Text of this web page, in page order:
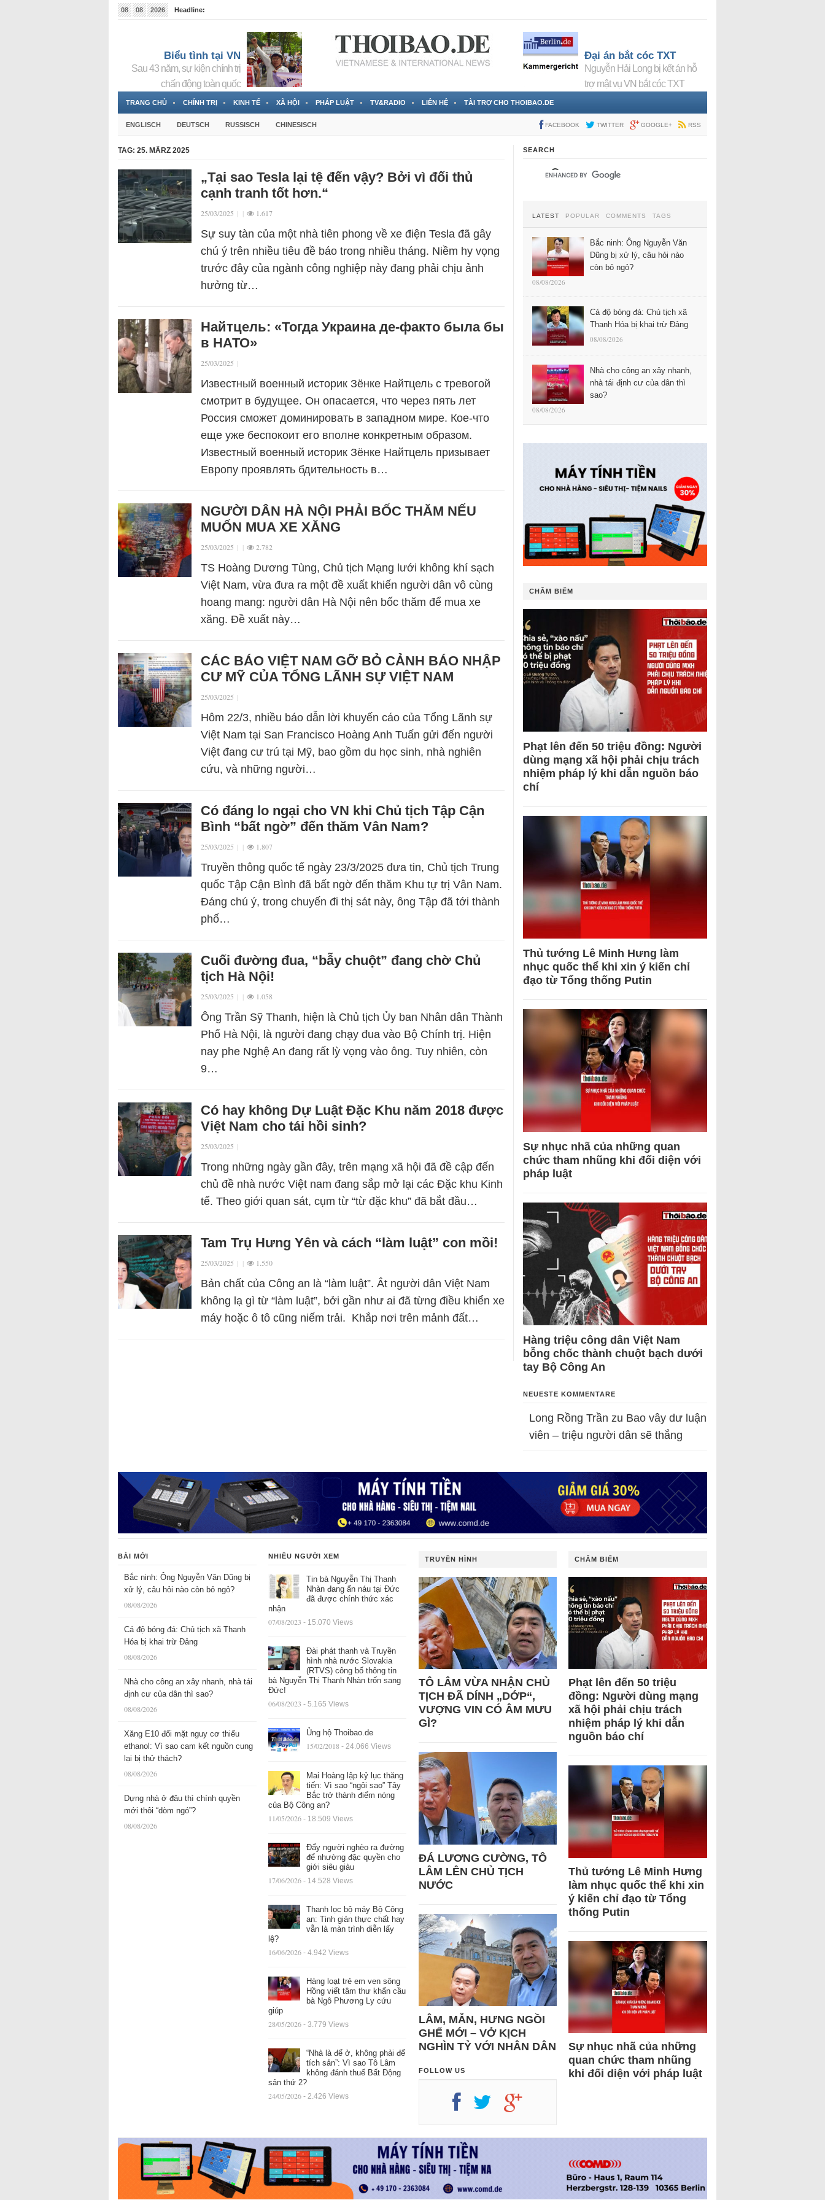
08 08 2026
Headline:
Biểu tình tại VN
Sau 43 năm, sự kiện chính trị
chấn động toàn quốc
Đại án bắt cóc TXT
Nguyễn Hải Long bị kết án hỗ
trợ mật vụ VN bắt cóc TXT
TRANG CHỦ CHÍNH TRỊ KINH TẾ XÃ HỘI PHÁP LUẬT TV&RADIO LIÊN HỆ TÀI TRỢ CHO THOIBAO.DE
ENGLISCH DEUTSCH RUSSISCH CHINESISCH FACEBOOK TWITTER GOOGLE+ RSS
TAG: 25. MÄRZ 2025
„Tại sao Tesla lại tệ đến vậy? Bởi vì đối thủ
cạnh tranh tốt hơn.“
25/03/2025 | | 1.617
Sự suy tàn của một nhà tiên phong về xe điện Tesla đã gây
chú ý trên nhiều tiêu đề báo trong nhiều tháng. Niềm hy vọng
trước đây của ngành công nghiệp này đang phải chịu ảnh
hưởng từ…
Найтцель: «Тогда Украина де-факто была бы
в НАТО»
25/03/2025 |
Известный военный историк Зёнке Найтцель с тревогой
смотрит в будущее. Он опасается, что через пять лет
Россия сможет доминировать в западном мире. Кое-что
еще уже беспокоит его вполне конкретным образом.
Известный военный историк Зёнке Найтцель призывает
Европу проявлять бдительность в…
NGƯỜI DÂN HÀ NỘI PHẢI BỐC THĂM NẾU
MUỐN MUA XE XĂNG
25/03/2025 | | 2.782
TS Hoàng Dương Tùng, Chủ tịch Mạng lưới không khí sạch
Việt Nam, vừa đưa ra một đề xuất khiến người dân vô cùng
hoang mang: người dân Hà Nội nên bốc thăm để mua xe
xăng. Đề xuất này…
CÁC BÁO VIỆT NAM GỠ BỎ CẢNH BÁO NHẬP
CƯ MỸ CỦA TỔNG LÃNH SỰ VIỆT NAM
25/03/2025 |
Hôm 22/3, nhiều báo dẫn lời khuyến cáo của Tổng Lãnh sự
Việt Nam tại San Francisco Hoàng Anh Tuấn gửi đến người
Việt đang cư trú tại Mỹ, bao gồm du học sinh, nhà nghiên
cứu, và những người…
Có đáng lo ngại cho VN khi Chủ tịch Tập Cận
Bình “bất ngờ” đến thăm Vân Nam?
25/03/2025 | | 1.807
Truyền thông quốc tế ngày 23/3/2025 đưa tin, Chủ tịch Trung
quốc Tập Cận Bình đã bất ngờ đến thăm Khu tự trị Vân Nam.
Đáng chú ý, trong chuyến đi thị sát này, ông Tập đã tới thành
phố…
Cuối đường đua, “bẫy chuột” đang chờ Chủ
tịch Hà Nội!
25/03/2025 | | 1.058
Ông Trần Sỹ Thanh, hiện là Chủ tịch Ủy ban Nhân dân Thành
Phố Hà Nội, là người đang chạy đua vào Bộ Chính trị. Hiện
nay phe Nghệ An đang rất lỳ vọng vào ông. Tuy nhiên, còn
9…
Có hay không Dự Luật Đặc Khu năm 2018 được
Việt Nam cho tái hồi sinh?
25/03/2025 |
Trong những ngày gần đây, trên mạng xã hội đã đề cập đến
chủ đề nhà nước Việt nam đang sắp mở lại các Đặc khu Kinh
tế. Theo giới quan sát, cụm từ “từ đặc khu” đã bắt đầu…
Tam Trụ Hưng Yên và cách “làm luật” con mồi!
25/03/2025 | | 1.550
Bản chất của Công an là “làm luật”. Ắt người dân Việt Nam
không lạ gì từ “làm luật”, bởi gần như ai đã từng điều khiển xe
máy hoặc ô tô cũng niếm trải. Khắp nơi trên mảnh đất…
SEARCH
LATEST POPULAR COMMENTS TAGS
Bắc ninh: Ông Nguyễn Văn
Dũng bị xử lý, câu hỏi nào
còn bỏ ngỏ?
08/08/2026
Cá độ bóng đá: Chủ tịch xã
Thanh Hóa bị khai trừ Đảng
08/08/2026
Nhà cho công an xây nhanh,
nhà tái định cư của dân thì
sao?
08/08/2026
CHÂM BIẾM
Phạt lên đến 50 triệu đồng: Người
dùng mạng xã hội phải chịu trách
nhiệm pháp lý khi dẫn nguồn báo
chí
Thủ tướng Lê Minh Hưng làm
nhục quốc thể khi xin ý kiến chỉ
đạo từ Tổng thống Putin
Sự nhục nhã của những quan
chức tham nhũng khi đối diện với
pháp luật
Hàng triệu công dân Việt Nam
bỗng chốc thành chuột bạch dưới
tay Bộ Công An
NEUESTE KOMMENTARE
Long Rồng Trần zu Bao vây dư luận
viên – triệu người dân sẽ thắng
BÀI MỚI
Bắc ninh: Ông Nguyễn Văn Dũng bị
xử lý, câu hỏi nào còn bỏ ngỏ?
08/08/2026
Cá độ bóng đá: Chủ tịch xã Thanh
Hóa bị khai trừ Đảng
08/08/2026
Nhà cho công an xây nhanh, nhà tái
định cư của dân thì sao?
08/08/2026
Xăng E10 đối mặt nguy cơ thiếu
ethanol: Vì sao cam kết nguồn cung
lại bị thử thách?
08/08/2026
Dựng nhà ở đâu thì chính quyền
mới thôi “dòm ngó”?
08/08/2026
NHIỀU NGƯỜI XEM
Tin bà Nguyễn Thị Thanh
Nhàn đang ẩn náu tại Đức
đã được chính thức xác
nhận
07/08/2023 - 15.070 Views
Đài phát thanh và Truyền
hình nhà nước Slovakia
(RTVS) công bố thông tin
bà Nguyễn Thị Thanh Nhàn trốn sang
Đức!
06/08/2023 - 5.165 Views
Ủng hộ Thoibao.de
15/02/2018 - 24.066 Views
Mai Hoàng lập kỷ lục thăng
tiến: Vì sao “ngôi sao” Tây
Bắc trở thành điểm nóng
của Bộ Công an?
11/05/2026 - 18.509 Views
Đẩy người nghèo ra đường
để nhường đặc quyền cho
giới siêu giàu
17/06/2026 - 14.528 Views
Thanh lọc bộ máy Bộ Công
an: Tinh giản thực chất hay
vẫn là màn trình diễn lấy
lệ?
16/06/2026 - 4.942 Views
Hàng loạt trẻ em ven sông
Hồng viết tâm thư khẩn cầu
bà Ngô Phương Ly cứu
giúp
28/05/2026 - 3.779 Views
“Nhà là để ở, không phải để
tích sản”: Vì sao Tô Lâm
không đánh thuế Bất Động
sản thứ 2?
24/05/2026 - 2.426 Views
TRUYỀN HÌNH
TÔ LÂM VỪA NHẬN CHỦ
TỊCH ĐÃ DÍNH „DỚP“,
VƯỢNG VIN CÓ ÂM MƯU
GÌ?
ĐÁ LƯƠNG CƯỜNG, TÔ
LÂM LÊN CHỦ TỊCH
NƯỚC
LÂM, MẪN, HƯNG NGỒI
GHẾ MỚI – VỞ KỊCH
NGHÌN TỶ VỚI NHÂN DÂN
FOLLOW US
CHÂM BIẾM
Phạt lên đến 50 triệu
đồng: Người dùng mạng
xã hội phải chịu trách
nhiệm pháp lý khi dẫn
nguồn báo chí
Thủ tướng Lê Minh Hưng
làm nhục quốc thể khi xin
ý kiến chỉ đạo từ Tổng
thống Putin
Sự nhục nhã của những
quan chức tham nhũng
khi đối diện với pháp luật